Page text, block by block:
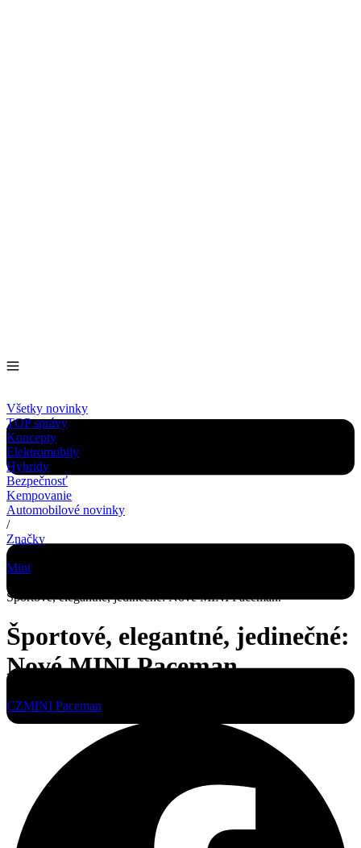
Všetky novinky
TOP správy
Koncepty
Elektromobily
Hybridy
Bezpečnosť
Kempovanie
Automobilové novinky
/
Značky
/
Mini
Športové, elegantné, jedinečné: Nové MINI Paceman.
Športové, elegantné, jedinečné:
Nové MINI Paceman.
CZMINI Paceman